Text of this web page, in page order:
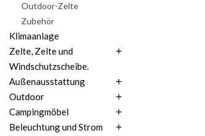
Outdoor-Zelte
Zubehör
Klimaanlage
Zelte, Zelte und
Windschutzscheibe.
Außenausstattung
Outdoor
Campingmöbel
Beleuchtung und Strom